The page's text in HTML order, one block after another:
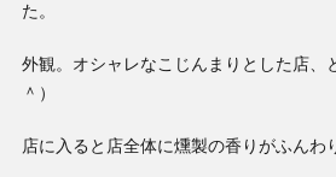
た。
外観。オシャレなこじんまりとした店、
＾）
店に入ると店全体に燻製の香りがふんわ